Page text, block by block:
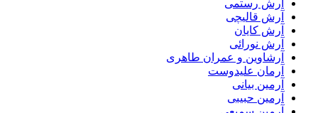
آرش رستمی
آرش قالیچی
آرش کایان
آرش نورائی
آرشاوین و عمران طاهری
آرمان علیدوست
آرمین بیانی
آرمین حبیبی